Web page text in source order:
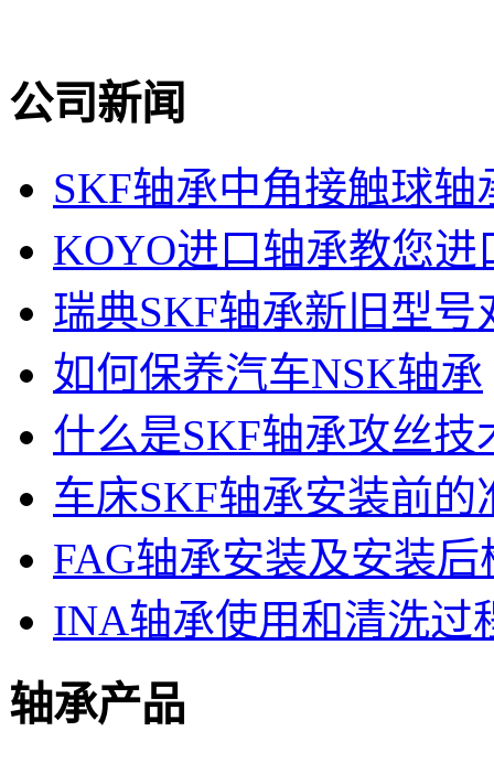
公司新闻
SKF轴承中角接触球轴
KOYO进口轴承教您进
瑞典SKF轴承新旧型号
如何保养汽车NSK轴承
什么是SKF轴承攻丝技
车床SKF轴承安装前的
FAG轴承安装及安装后
INA轴承使用和清洗过
轴承产品